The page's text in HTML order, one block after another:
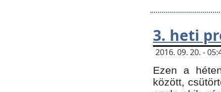
3. heti
2016. 09. 20. -
Ezen a
között,